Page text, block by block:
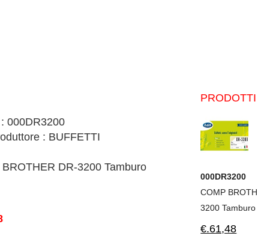
000DR3200
: BUFFETTI
DR-3200 Tamburo
000DR3200
COMP
3200 Tamburo
€.61,48